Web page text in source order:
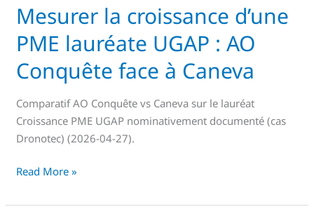
pas
Mesurer la croissance d’une
PME lauréate UGAP : AO
Conquête face à Caneva
Comparatif AO Conquête vs Caneva sur le lauréat
Croissance PME UGAP nominativement documenté (cas
Dronotec) (2026-04-27).
Mesurer
la
croissance
d’une
PME
lauréate
UGAP
:
Conquête
à
Read More »